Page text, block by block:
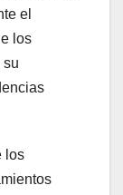
el
los
su
los